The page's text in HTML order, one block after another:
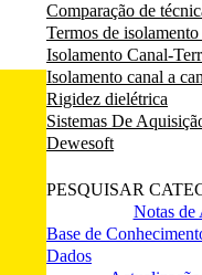
Comparação de
Termos de
Isolamento Canal-
Isolamento canal a
Rigidez dielétrica
Sistemas De
Dewesoft
PESQUISAR
Notas de
Base de
Dados